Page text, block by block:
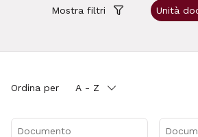
Mostra filtri Unità
Ordina per A - Z
Documento